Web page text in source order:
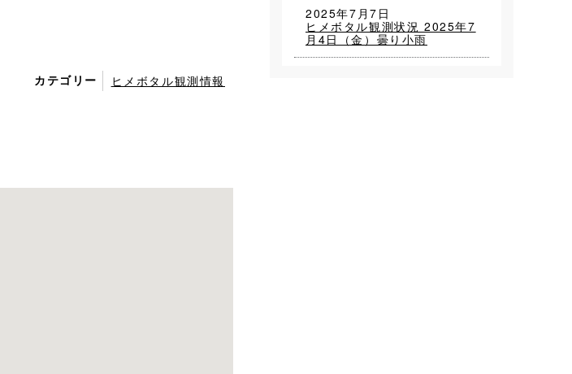
カテゴリー ヒメボタル観測情報
2025年7月7日
ヒメボタル観測状況 2025年7
月4日（金）曇り小雨